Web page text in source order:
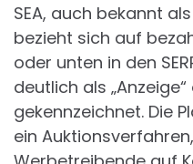
SEA, auch bekannt
bezieht sich auf
oder unten in den
deutlich als
gekennzeichnet. Die
ein